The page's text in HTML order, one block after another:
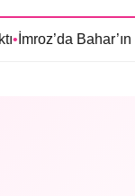
afişi